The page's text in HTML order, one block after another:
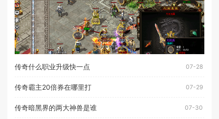
传奇什么职业升级快一点 07-28
传奇霸主20倍券在哪里打 07-29
传奇暗黑界的两大神兽是谁 07-30